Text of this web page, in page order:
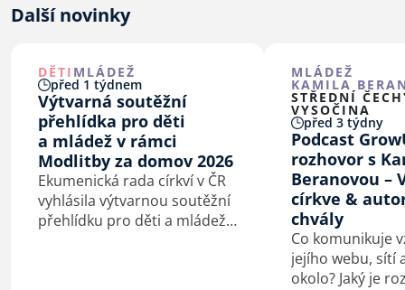
Další novinky
DĚTI MLÁDEŽ
před 1 týdnem
Výtvarná soutěžní
přehlídka pro děti
a mládež v rámci
Modlitby za domov 2026
Ekumenická rada církví v ČR
vyhlásila výtvarnou soutěžní
přehlídku pro děti a mládež
MLÁDEŽ
KAMILA
STŘEDNÍ
VYSOČINA
před 3 týdny
Podcast
rozhovor s
Beranovou –
církve &
chvály
Co komunikuje
jejího webu, sítí
okolo? Jaký je